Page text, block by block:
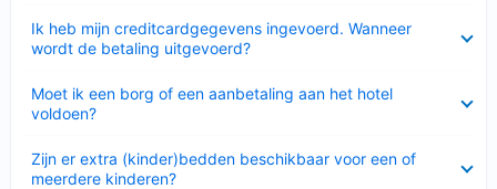
Ik heb mijn creditcardgegevens ingevoerd. Wanneer
wordt de betaling uitgevoerd?
Moet ik een borg of een aanbetaling aan het hotel
voldoen?
Zijn er extra (kinder)bedden beschikbaar voor een of
meerdere kinderen?